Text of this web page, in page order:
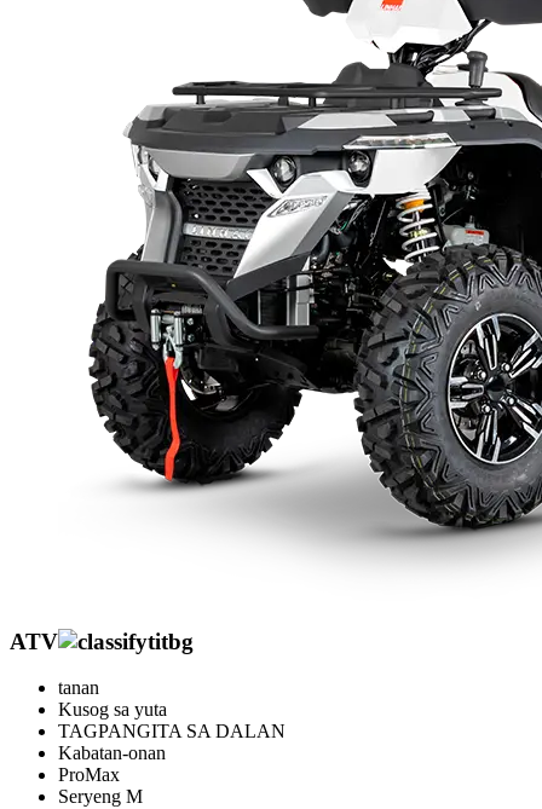
ATV
tanan
Kusog sa yuta
TAGPANGITA SA DALAN
Kabatan-onan
ProMax
Seryeng M